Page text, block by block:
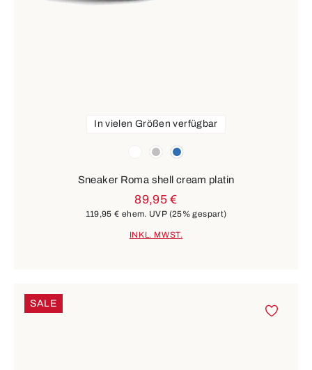
silberblau
In vielen Größen verfügbar
Sneaker Roma shell cream platin
89,95 €
119,95 € ehem. UVP (25% gespart)
INKL. MWST.
SALE